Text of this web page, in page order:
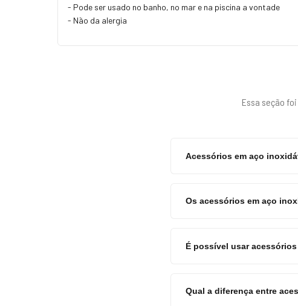
- Pode ser usado no banho, no mar e na piscina a vontade
- Não da alergia
Essa seção
Acessórios em aço
Os acessórios em aço
É possível usar
Qual a diferença entre